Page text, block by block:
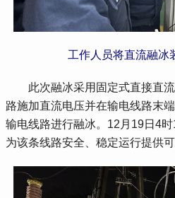
工作人员将直流融冰
此次融冰采用固定式直接直流
路施加直流电压并在输电线路末
输电线路进行融冰。12月19日4
为该条线路安全、稳定运行提供可